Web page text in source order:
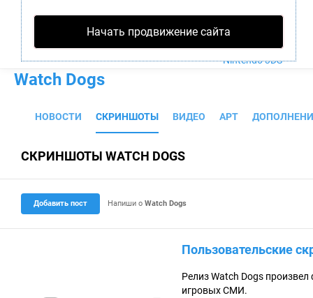
Начать продвижение сайта
Wii U
PS4
Xbox One
Nintendo 3DS
Watch Dogs
НОВОСТИ СКРИНШОТЫ ВИДЕО АРТ
СКРИНШОТЫ WATCH DOGS
Добавить пост Напиши о Watch Dogs
Пользовательские
Релиз Watch Dogs
игровых СМИ.